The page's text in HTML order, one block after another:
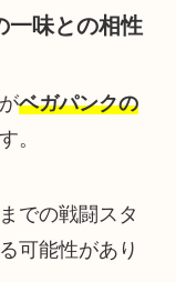
一味との相性
ベガパンクの
。
での戦闘スタ
可能性があり